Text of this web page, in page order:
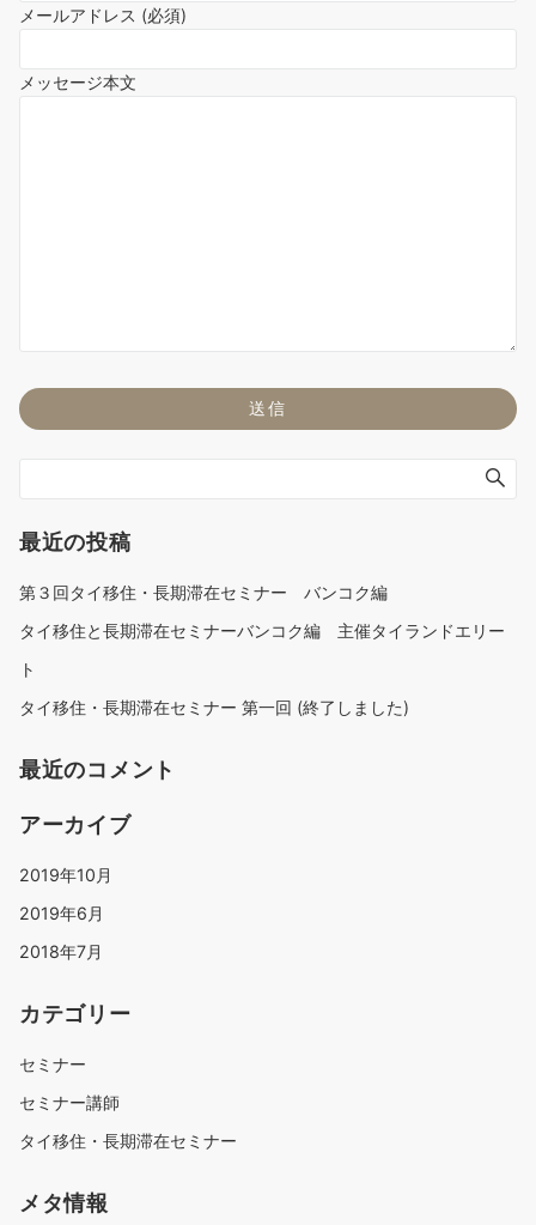
メールアドレス (必須)
メッセージ本文
最近の投稿
第３回タイ移住・長期滞在セミナー バンコク編
タイ移住と長期滞在セミナーバンコク編 主催タイランドエリー
ト
タイ移住・長期滞在セミナー 第一回 (終了しました)
最近のコメント
アーカイブ
2019年10月
2019年6月
2018年7月
カテゴリー
セミナー
セミナー講師
タイ移住・長期滞在セミナー
メタ情報